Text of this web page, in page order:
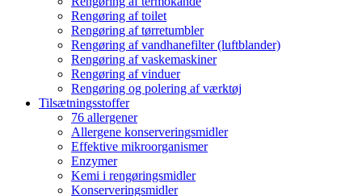
Rengøring af toilet
Rengøring af tørretumbler
Rengøring af vandhanefilter (luftblander)
Rengøring af vaskemaskiner
Rengøring af vinduer
Rengøring og polering af værktøj
Tilsætningsstoffer
76 allergener
Allergene konserveringsmidler
Effektive mikroorganismer
Enzymer
Kemi i rengøringsmidler
Konserveringsmidler